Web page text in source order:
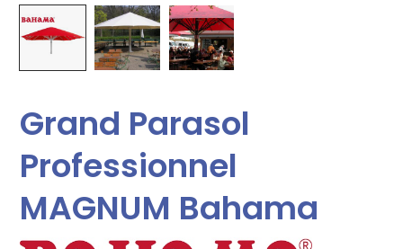
Grand Parasol
Professionnel
MAGNUM Bahama